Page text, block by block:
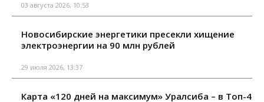
03 августа 2026, 10:53
Новосибирские энергетики пресекли хищение
электроэнергии на 90 млн рублей
29 июля 2026, 13:37
Карта «120 дней на максимум» Уралсиба – в Топ-4